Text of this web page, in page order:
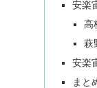
安楽
高
萩
安楽
まと